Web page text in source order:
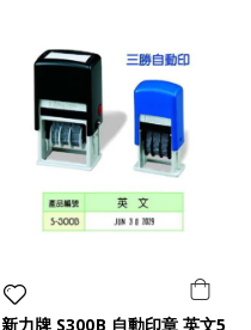
新力牌 S300B 自動印章 英文5